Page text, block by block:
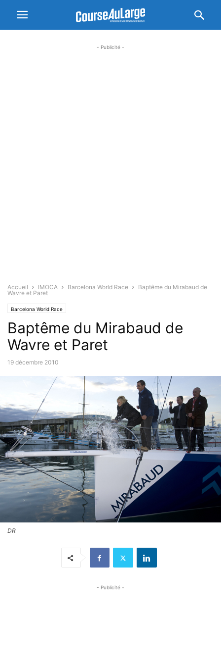
- Publicité -
Accueil IMOCA Barcelona World Race
Baptême du Mirabaud de
Wavre et Paret
Barcelona World Race
Baptême du Mirabaud de
Wavre et Paret
19 décembre 2010
DR
- Publicité -